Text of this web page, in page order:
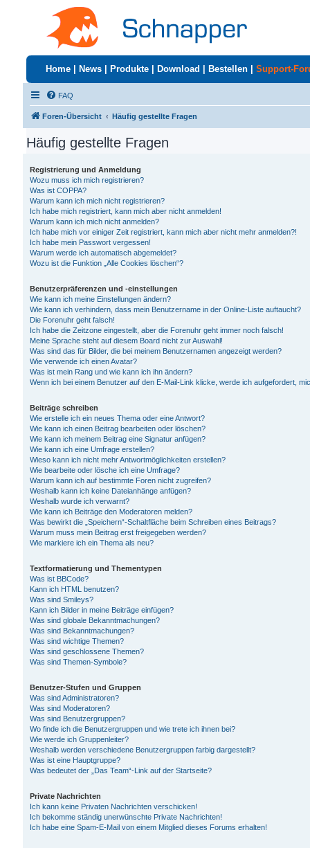
Home News Produkte Download Bestellen Support-
FAQ
Foren-Übersicht Häufig gestellte Fragen
Häufig gestellte Fragen
Registrierung und Anmeldung
Wozu muss ich mich registrieren?
Was ist COPPA?
Warum kann ich mich nicht registrieren?
Ich habe mich registriert, kann mich aber nicht anmelden!
Warum kann ich mich nicht anmelden?
Ich habe mich vor einiger Zeit registriert, kann mich aber nicht mehr anmelden?!
Ich habe mein Passwort vergessen!
Warum werde ich automatisch abgemeldet?
Wozu ist die Funktion „Alle Cookies löschen“?
Benutzerpräferenzen und -einstellungen
Wie kann ich meine Einstellungen ändern?
Wie kann ich verhindern, dass mein Benutzername in der Online-Liste auftaucht?
Die Forenuhr geht falsch!
Ich habe die Zeitzone eingestellt, aber die Forenuhr geht immer noch falsch!
Meine Sprache steht auf diesem Board nicht zur Auswahl!
Was sind das für Bilder, die bei meinem Benutzernamen angezeigt werden?
Wie verwende ich einen Avatar?
Was ist mein Rang und wie kann ich ihn ändern?
Wenn ich bei einem Benutzer auf den E-Mail-Link klicke, werde ich aufgefordert,
Beiträge schreiben
Wie erstelle ich ein neues Thema oder eine Antwort?
Wie kann ich einen Beitrag bearbeiten oder löschen?
Wie kann ich meinem Beitrag eine Signatur anfügen?
Wie kann ich eine Umfrage erstellen?
Wieso kann ich nicht mehr Antwortmöglichkeiten erstellen?
Wie bearbeite oder lösche ich eine Umfrage?
Warum kann ich auf bestimmte Foren nicht zugreifen?
Weshalb kann ich keine Dateianhänge anfügen?
Weshalb wurde ich verwarnt?
Wie kann ich Beiträge den Moderatoren melden?
Was bewirkt die „Speichern“-Schaltfläche beim Schreiben eines Beitrags?
Warum muss mein Beitrag erst freigegeben werden?
Wie markiere ich ein Thema als neu?
Textformatierung und Thementypen
Was ist BBCode?
Kann ich HTML benutzen?
Was sind Smileys?
Kann ich Bilder in meine Beiträge einfügen?
Was sind globale Bekanntmachungen?
Was sind Bekanntmachungen?
Was sind wichtige Themen?
Was sind geschlossene Themen?
Was sind Themen-Symbole?
Benutzer-Stufen und Gruppen
Was sind Administratoren?
Was sind Moderatoren?
Was sind Benutzergruppen?
Wo finde ich die Benutzergruppen und wie trete ich ihnen bei?
Wie werde ich Gruppenleiter?
Weshalb werden verschiedene Benutzergruppen farbig dargestellt?
Was ist eine Hauptgruppe?
Was bedeutet der „Das Team“-Link auf der Startseite?
Private Nachrichten
Ich kann keine Privaten Nachrichten verschicken!
Ich bekomme ständig unerwünschte Private Nachrichten!
Ich habe eine Spam-E-Mail von einem Mitglied dieses Forums erhalten!